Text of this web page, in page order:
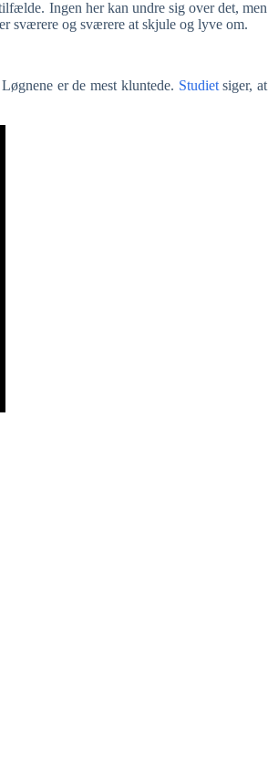
Ingen her kan undre sig over det, men
sværere og sværere at skjule og lyve om.
er de mest kluntede. Studietsiger, at